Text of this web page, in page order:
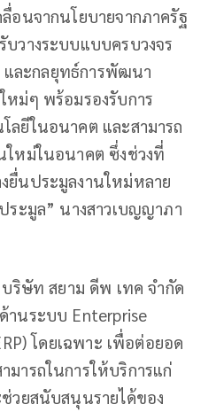
อนจากนโยบายจากภาครัฐ
บวางระบบแบบครบวงจร
ละกลยุทธ์การพัฒนา
หม่ๆ พร้อมรองรับการ
ลยีในอนาคต และสามารถ
ใหม่ในอนาคต ซึ่งช่วงที่
ยื่นประมูลงานใหม่หลาย
ระมูล” นางสาวเบญญาภา
ริษัท สยาม ดีพ เทค จำกัด
านระบบ Enterprise
โดยเฉพาะ เพื่อต่อยอด
มารถในการให้บริการแก่
วยสนับสนุนรายได้ของ